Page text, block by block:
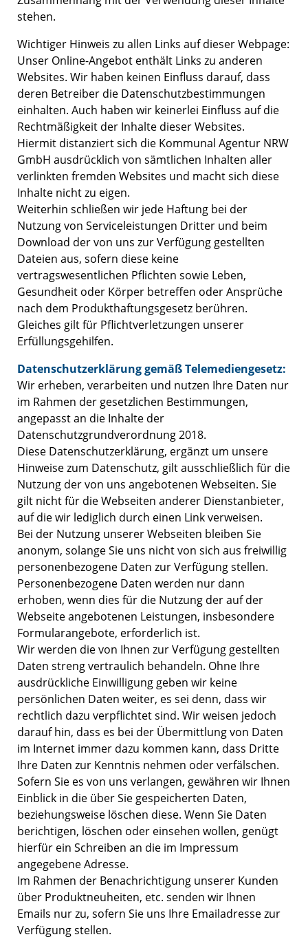
stehen.
Wichtiger Hinweis zu allen Links auf dieser Webpage:
Unser Online-Angebot enthält Links zu anderen
Websites. Wir haben keinen Einfluss darauf, dass
deren Betreiber die Datenschutzbestimmungen
einhalten. Auch haben wir keinerlei Einfluss auf die
Rechtmäßigkeit der Inhalte dieser Websites.
Hiermit distanziert sich die Kommunal Agentur NRW
GmbH ausdrücklich von sämtlichen Inhalten aller
verlinkten fremden Websites und macht sich diese
Inhalte nicht zu eigen.
Weiterhin schließen wir jede Haftung bei der
Nutzung von Serviceleistungen Dritter und beim
Download der von uns zur Verfügung gestellten
Dateien aus, sofern diese keine
vertragswesentlichen Pflichten sowie Leben,
Gesundheit oder Körper betreffen oder Ansprüche
nach dem Produkthaftungsgesetz berühren.
Gleiches gilt für Pflichtverletzungen unserer
Erfüllungsgehilfen.
Datenschutzerklärung gemäß Telemediengesetz:
Wir erheben, verarbeiten und nutzen Ihre Daten nur
im Rahmen der gesetzlichen Bestimmungen,
angepasst an die Inhalte der
Datenschutzgrundverordnung 2018.
Diese Datenschutzerklärung, ergänzt um unsere
Hinweise zum Datenschutz, gilt ausschließlich für die
Nutzung der von uns angebotenen Webseiten. Sie
gilt nicht für die Webseiten anderer Dienstanbieter,
auf die wir lediglich durch einen Link verweisen.
Bei der Nutzung unserer Webseiten bleiben Sie
anonym, solange Sie uns nicht von sich aus freiwillig
personenbezogene Daten zur Verfügung stellen.
Personenbezogene Daten werden nur dann
erhoben, wenn dies für die Nutzung der auf der
Webseite angebotenen Leistungen, insbesondere
Formularangebote, erforderlich ist.
Wir werden die von Ihnen zur Verfügung gestellten
Daten streng vertraulich behandeln. Ohne Ihre
ausdrückliche Einwilligung geben wir keine
persönlichen Daten weiter, es sei denn, dass wir
rechtlich dazu verpflichtet sind. Wir weisen jedoch
darauf hin, dass es bei der Übermittlung von Daten
im Internet immer dazu kommen kann, dass Dritte
Ihre Daten zur Kenntnis nehmen oder verfälschen.
Sofern Sie es von uns verlangen, gewähren wir Ihnen
Einblick in die über Sie gespeicherten Daten,
beziehungsweise löschen diese. Wenn Sie Daten
berichtigen, löschen oder einsehen wollen, genügt
hierfür ein Schreiben an die im Impressum
angegebene Adresse.
Im Rahmen der Benachrichtigung unserer Kunden
über Produktneuheiten, etc. senden wir Ihnen
Emails nur zu, sofern Sie uns Ihre Emailadresse zur
Verfügung stellen.